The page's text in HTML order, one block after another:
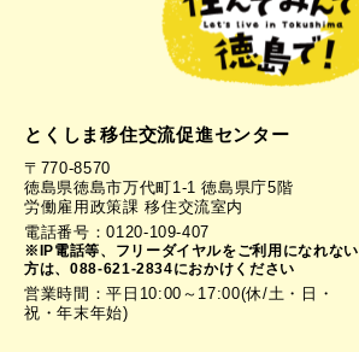
とくしま移住交流促進センター
〒770-8570
徳島県徳島市万代町1-1 徳島県庁5階
労働雇用政策課 移住交流室内
電話番号：0120-109-407
※IP電話等、フリーダイヤルをご利用になれない
方は、088-621-2834におかけください
営業時間：平日10:00～17:00(休/土・日・
祝・年末年始)